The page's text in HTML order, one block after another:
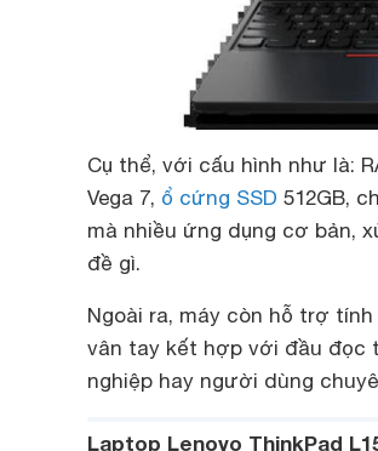
Cụ thể, với cấu hình như là:
Vega 7, ổ cứng SSD 512GB,
mà nhiều ứng dụng cơ bản,
đề gì.
Ngoài ra, máy còn hỗ trợ
vân tay kết hợp với đầu đọc
nghiệp hay người dùng
Laptop Lenovo ThinkPad